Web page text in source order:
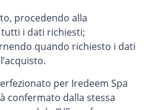
procedendo alla
i dati richiesti;
quando richiesto i dati
per Iredeem Spa
confermato dalla stessa